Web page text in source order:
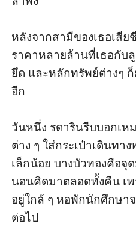
หลังจากสามีของเธอเสี
ราคาหลายล้านที่เธอกับ
ยึด และหลักทรัพย์ต่างๆ
อีก
วันหนึ่ง รดารินรีบบอกเห
ต่าง ๆ ใส่กระเป๋าเดินทา
เล็กน้อย บางบัวทองคือจุ
นอนคิดมาตลอดทั้งคืน เ
อยู่ใกล้ ๆ หอพักนักศึกษา
ต่อไป